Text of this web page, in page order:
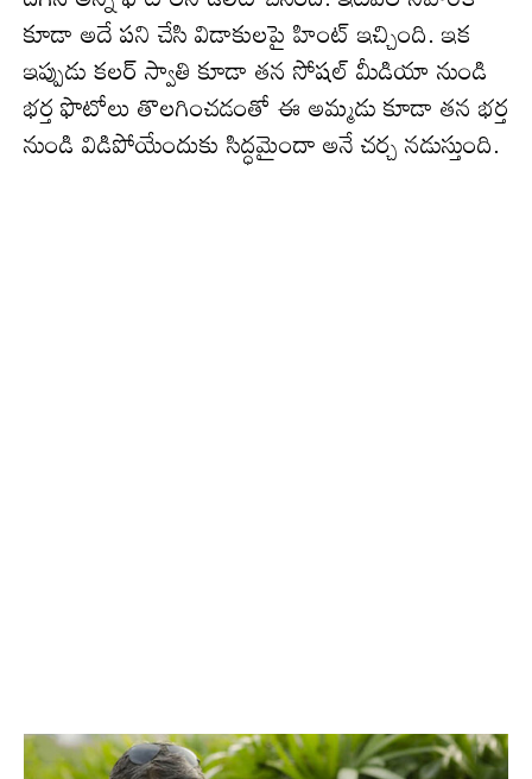
కూడా అదే ప‌ని చేసి విడాకుల‌పై హింట్ ఇచ్చింది. ఇక
ఇప్పుడు క‌ల‌ర్ స్వాతి కూడా త‌న సోష‌ల్ మీడియా నుండి
భ‌ర్త ఫొటోలు తొల‌గించ‌డంతో ఈ అమ్మ‌డు కూడా త‌న భ‌ర్త
నుండి విడిపోయేందుకు సిద్ధ‌మైందా అనే చ‌ర్చ న‌డుస్తుంది.